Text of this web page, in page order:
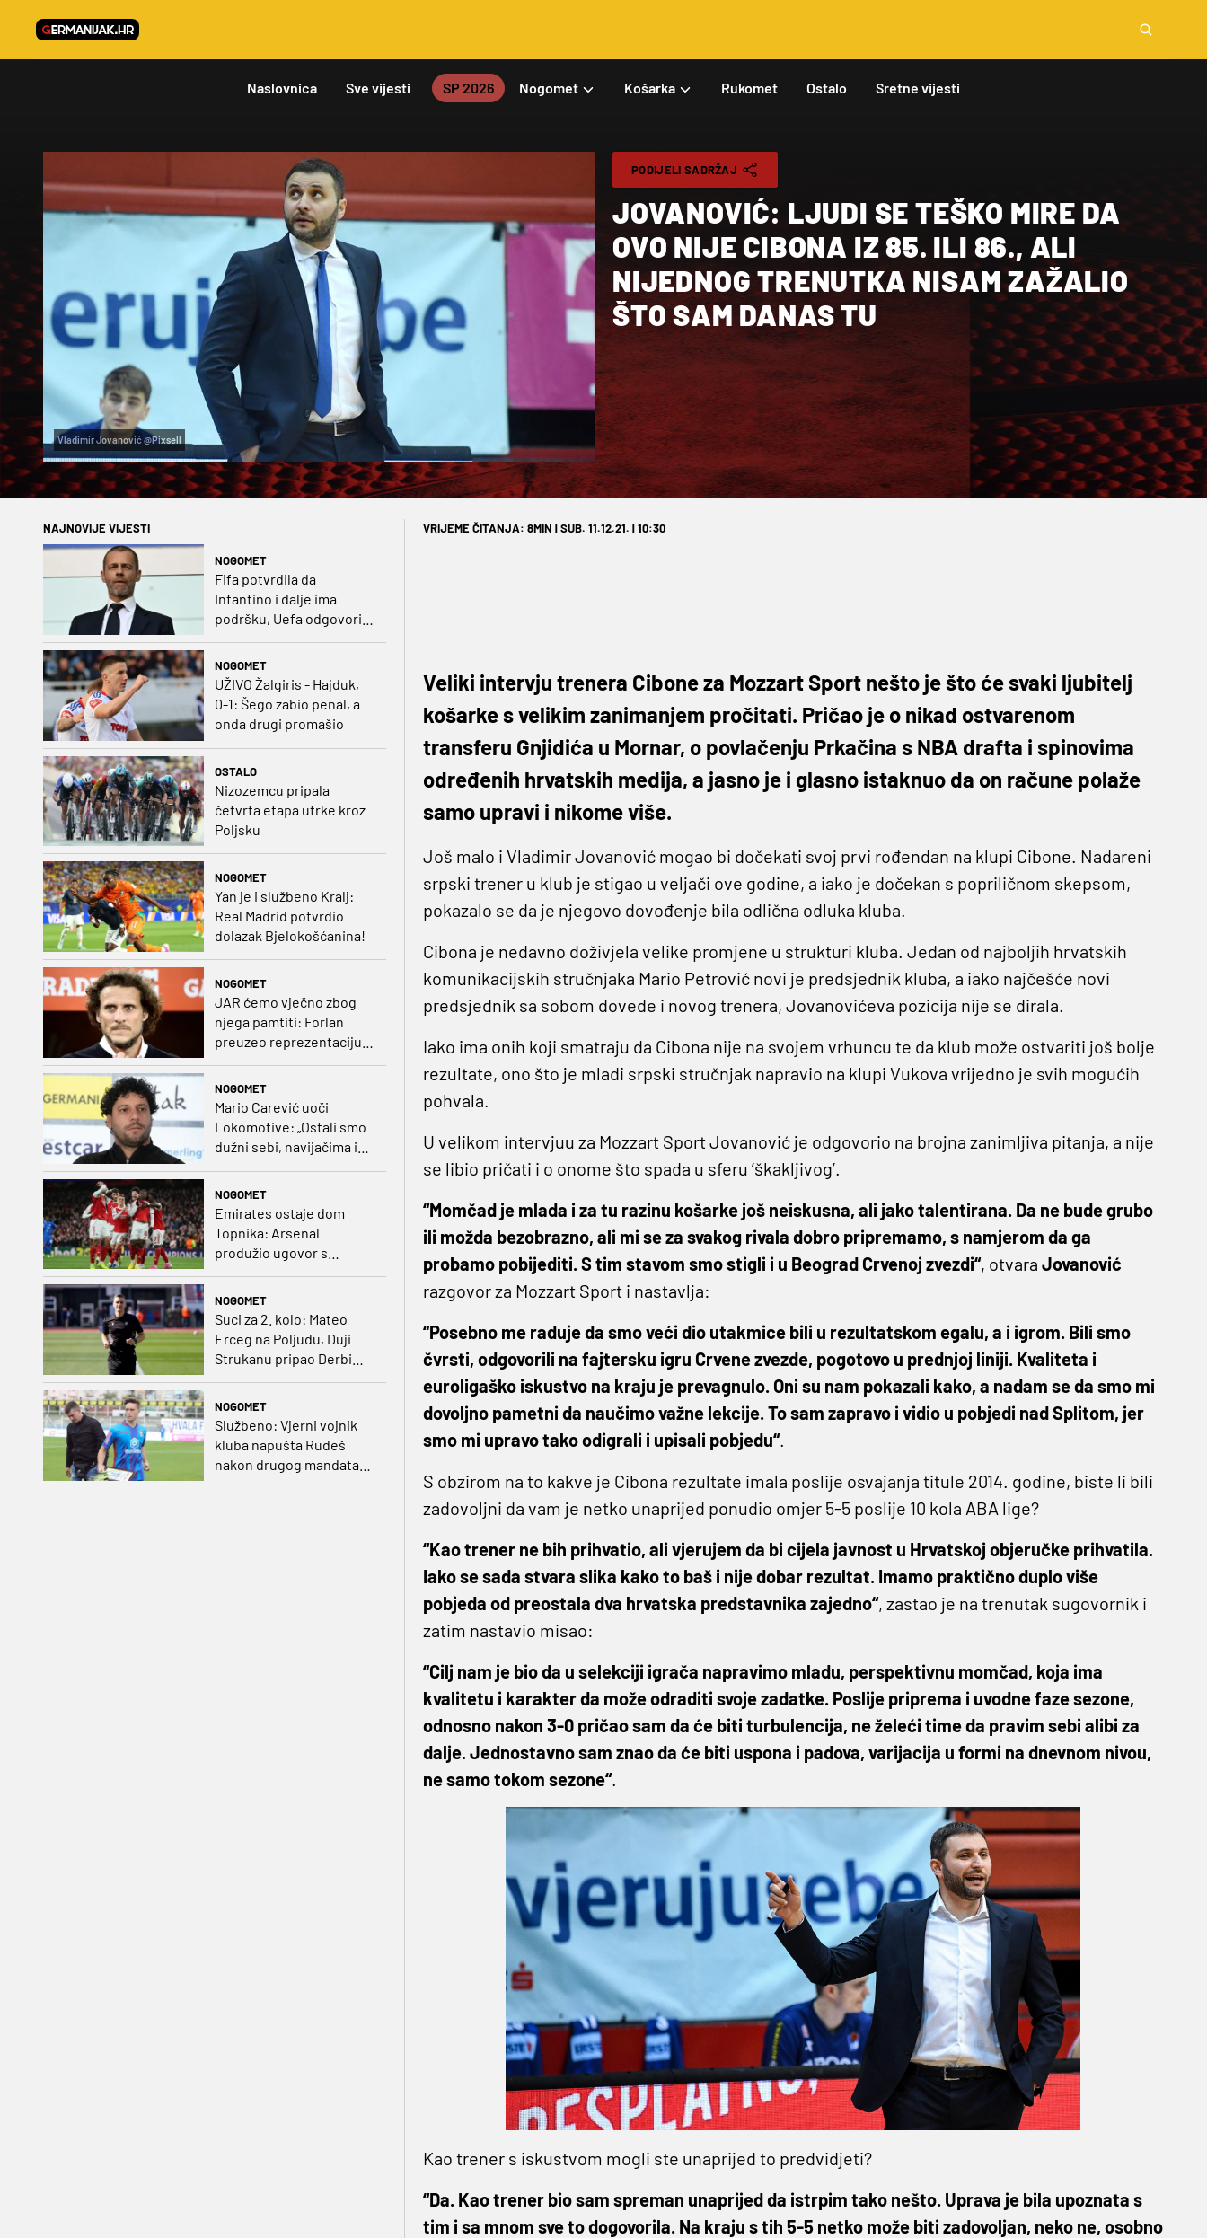
Naslovnica Sve vijesti SP 2026 Nogomet Košarka Rukomet Ostalo Sretne vijesti
Vladimir Jovanović @Pixsell
PODIJELI SADRŽAJ
JOVANOVIĆ: LJUDI SE TEŠKO MIRE DA
OVO NIJE CIBONA IZ 85. ILI 86., ALI
NIJEDNOG TRENUTKA NISAM ZAŽALIO
ŠTO SAM DANAS TU
NAJNOVIJE VIJESTI
NOGOMET
Fifa potvrdila da
Infantino i dalje ima
podršku, Uefa odgovorila
NOGOMET
UŽIVO Žalgiris - Hajduk,
0-1: Šego zabio penal, a
onda drugi promašio
OSTALO
Nizozemcu pripala
četvrta etapa utrke kroz
Poljsku
NOGOMET
Yan je i službeno Kralj:
Real Madrid potvrdio
dolazak Bjelokošćanina!
NOGOMET
JAR ćemo vječno zbog
njega pamtiti: Forlan
preuzeo reprezentaciju
NOGOMET
Mario Carević uoči
Lokomotive: „Ostali smo
dužni sebi, navijačima i
NOGOMET
Emirates ostaje dom
Topnika: Arsenal
produžio ugovor s
glavnim sponzorom
NOGOMET
Suci za 2. kolo: Mateo
Erceg na Poljudu, Duji
Strukanu pripao Derbi
NOGOMET
Službeno: Vjerni vojnik
kluba napušta Rudeš
nakon drugog mandata
VRIJEME ČITANJA: 8MIN | SUB. 11.12.21. | 10:30
Veliki intervju trenera Cibone za Mozzart Sport nešto je što će svaki ljubitelj
košarke s velikim zanimanjem pročitati. Pričao je o nikad ostvarenom
transferu Gnjidića u Mornar, o povlačenju Prkačina s NBA drafta i spinovima
određenih hrvatskih medija, a jasno je i glasno istaknuo da on račune polaže
samo upravi i nikome više.
Još malo i Vladimir Jovanović mogao bi dočekati svoj prvi rođendan na klupi Cibone. Nadareni
srpski trener u klub je stigao u veljači ove godine, a iako je dočekan s popriličnom skepsom,
pokazalo se da je njegovo dovođenje bila odlična odluka kluba.
Cibona je nedavno doživjela velike promjene u strukturi kluba. Jedan od najboljih hrvatskih
komunikacijskih stručnjaka Mario Petrović novi je predsjednik kluba, a iako najčešće novi
predsjednik sa sobom dovede i novog trenera, Jovanovićeva pozicija nije se dirala.
Iako ima onih koji smatraju da Cibona nije na svojem vrhuncu te da klub može ostvariti još bolje
rezultate, ono što je mladi srpski stručnjak napravio na klupi Vukova vrijedno je svih mogućih
pohvala.
U velikom intervjuu za Mozzart Sport Jovanović je odgovorio na brojna zanimljiva pitanja, a nije
se libio pričati i o onome što spada u sferu ’škakljivog’.
“Momčad je mlada i za tu razinu košarke još neiskusna, ali jako talentirana. Da ne bude grubo
ili možda bezobrazno, ali mi se za svakog rivala dobro pripremamo, s namjerom da ga
probamo pobijediti. S tim stavom smo stigli i u Beograd Crvenoj zvezdi“, otvara Jovanović
razgovor za Mozzart Sport i nastavlja:
“Posebno me raduje da smo veći dio utakmice bili u rezultatskom egalu, a i igrom. Bili smo
čvrsti, odgovorili na fajtersku igru Crvene zvezde, pogotovo u prednjoj liniji. Kvaliteta i
euroligaško iskustvo na kraju je prevagnulo. Oni su nam pokazali kako, a nadam se da smo mi
dovoljno pametni da naučimo važne lekcije. To sam zapravo i vidio u pobjedi nad Splitom, jer
smo mi upravo tako odigrali i upisali pobjedu“.
S obzirom na to kakve je Cibona rezultate imala poslije osvajanja titule 2014. godine, biste li bili
zadovoljni da vam je netko unaprijed ponudio omjer 5-5 poslije 10 kola ABA lige?
“Kao trener ne bih prihvatio, ali vjerujem da bi cijela javnost u Hrvatskoj objeručke prihvatila.
Iako se sada stvara slika kako to baš i nije dobar rezultat. Imamo praktično duplo više
pobjeda od preostala dva hrvatska predstavnika zajedno“, zastao je na trenutak sugovornik i
zatim nastavio misao:
“Cilj nam je bio da u selekciji igrača napravimo mladu, perspektivnu momčad, koja ima
kvalitetu i karakter da može odraditi svoje zadatke. Poslije priprema i uvodne faze sezone,
odnosno nakon 3-0 pričao sam da će biti turbulencija, ne želeći time da pravim sebi alibi za
dalje. Jednostavno sam znao da će biti uspona i padova, varijacija u formi na dnevnom nivou,
ne samo tokom sezone“.
Kao trener s iskustvom mogli ste unaprijed to predvidjeti?
“Da. Kao trener bio sam spreman unaprijed da istrpim tako nešto. Uprava je bila upoznata s
tim i sa mnom sve to dogovorila. Na kraju s tih 5-5 netko može biti zadovoljan, neko ne, osobno